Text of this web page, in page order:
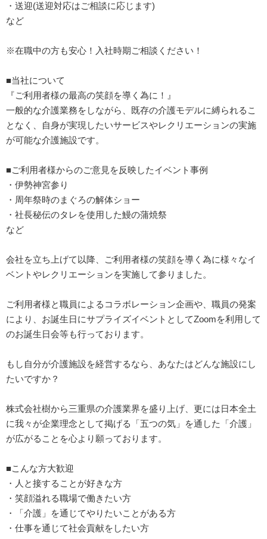
・送迎(送迎対応はご相談に応じます)
など
※在職中の方も安心！入社時期ご相談ください！
■当社について
『ご利用者様の最高の笑顔を導く為に！』
一般的な介護業務をしながら、既存の介護モデルに縛られるこ
となく、自身が実現したいサービスやレクリエーションの実施
が可能な介護施設です。
■ご利用者様からのご意見を反映したイベント事例
・伊勢神宮参り
・周年祭時のまぐろの解体ショー
・社長秘伝のタレを使用した鰻の蒲焼祭
など
会社を立ち上げて以降、ご利用者様の笑顔を導く為に様々なイ
ベントやレクリエーションを実施して参りました。
ご利用者様と職員によるコラボレーション企画や、職員の発案
により、お誕生日にサプライズイベントとしてZoomを利用して
のお誕生日会等も行っております。
もし自分が介護施設を経営するなら、あなたはどんな施設にし
たいですか？
株式会社樹から三重県の介護業界を盛り上げ、更には日本全土
に我々が企業理念として掲げる「五つの気」を通した「介護」
が広がることを心より願っております。
■こんな方大歓迎
・人と接することが好きな方
・笑顔溢れる職場で働きたい方
・「介護」を通じてやりたいことがある方
・仕事を通じて社会貢献をしたい方